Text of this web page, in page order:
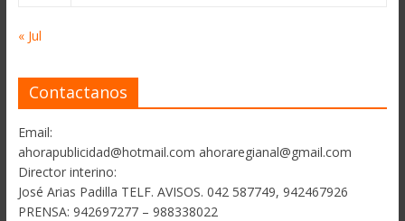
« Jul
Contactanos
Email:
ahorapublicidad@hotmail.com ahoraregianal@gmail.com
Director interino:
José Arias Padilla TELF. AVISOS. 042 587749, 942467926
PRENSA: 942697277 – 988338022